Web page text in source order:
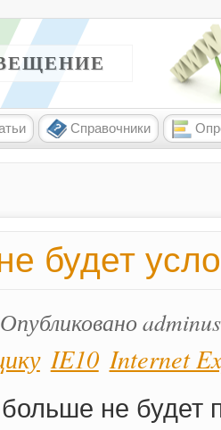
Справочники
будет
IE10 Internet
не будет